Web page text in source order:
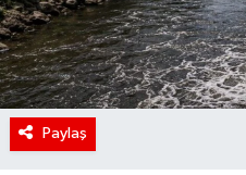
Paylaş